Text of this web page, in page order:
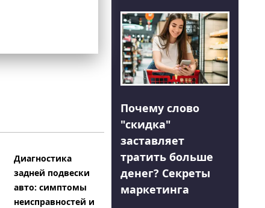
Диагностика
задней подвески
авто: симптомы
неисправностей и
Почему слово
"скидка"
заставляет
тратить больше
денег? Секреты
маркетинга